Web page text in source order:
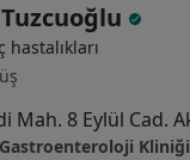
Kliniği